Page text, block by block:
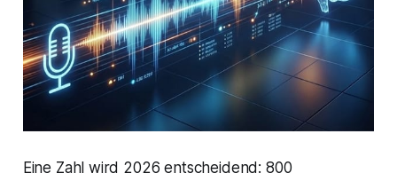
Eine Zahl wird 2026 entscheidend: 800